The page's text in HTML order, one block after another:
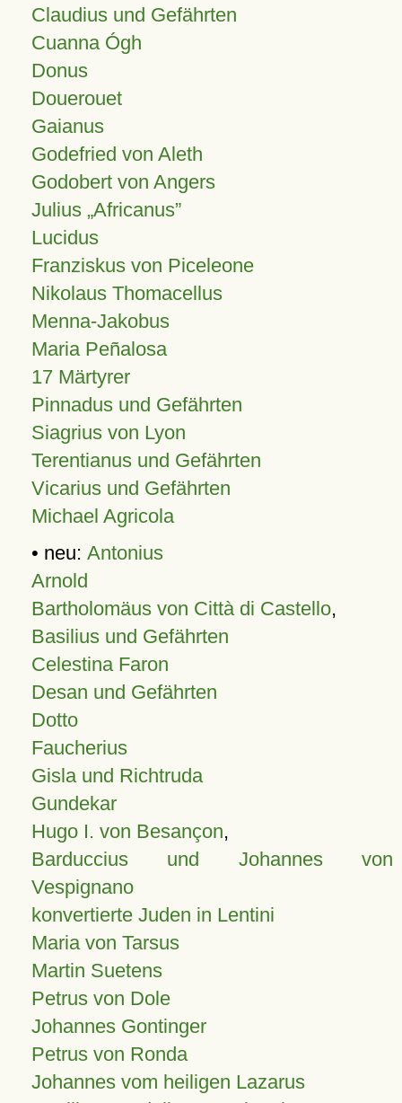
Claudius und Gefährten
Cuanna Ógh
Donus
Douerouet
Gaianus
Godefried von Aleth
Godobert von Angers
Julius Africanus
Lucidus
Franziskus von Piceleone
Nikolaus Thomacellus
Menna-Jakobus
Maria Peñalosa
17 Märtyrer
Pinnadus und Gefährten
Siagrius von Lyon
Terentianus und Gefährten
Vicarius und Gefährten
Michael Agricola
• neu: Antonius
Arnold
Bartholomäus von Città di Castello,
Basilius und Gefährten
Celestina Faron
Desan und Gefährten
Dotto
Faucherius
Gisla und Richtruda
Gundekar
Hugo I. von Besançon,
Barduccius und Johannes von
Vespignano
konvertierte Juden in Lentini
Maria von Tarsus
Martin Suetens
Petrus von Dole
Johannes Gontinger
Petrus von Ronda
Johannes vom heiligen Lazarus